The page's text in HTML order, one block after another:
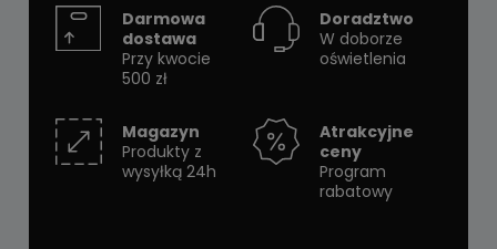
Darmowa
dostawa
Przy kwocie
500 zł
Doradztwo
W doborze
oświetlenia
Magazyn
Produkty z
wysyłką 24h
Atrakcyjne
ceny
Program
rabatowy